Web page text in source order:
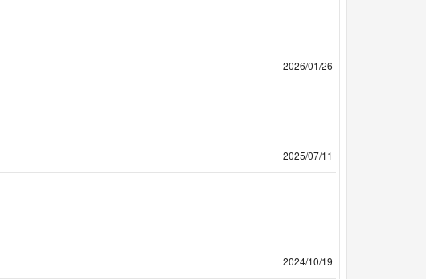
2026/01/26
2025/07/11
2024/10/19